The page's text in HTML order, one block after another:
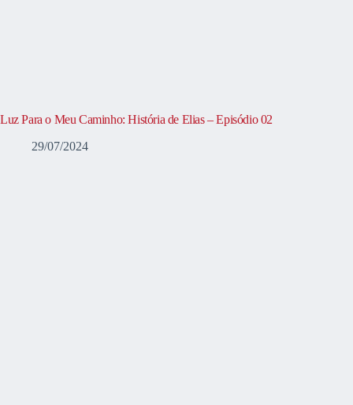
Luz Para o Meu Caminho: História de Elias – Episódio 02
29/07/2024